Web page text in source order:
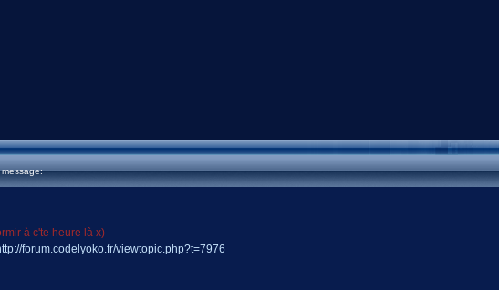
à c'te heure là x)
forum.codelyoko.fr/viewtopic.php?t=7976